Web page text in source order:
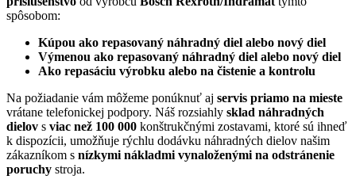
spôsobom:
Kúpou ako repasovaný náhradný diel alebo nový diel
Výmenou ako repasovaný náhradný diel alebo nový diel
Ako repasáciu výrobku alebo na čistenie a kontrolu
Na požiadanie vám môžeme ponúknuť aj servis priamo na mieste
vrátane telefonickej podpory. Náš rozsiahly sklad náhradných
dielov s viac než 100 000 konštrukčnými zostavami, ktoré sú ihneď
k dispozícii, umožňuje rýchlu dodávku náhradných dielov našim
zákazníkom s nízkymi nákladmi vynaloženými na odstránenie
poruchy stroja.